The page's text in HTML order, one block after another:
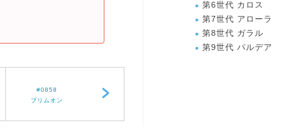
#0858
ブリムオン
第6世代 カロス
第7世代 アローラ
第8世代 ガラル
第9世代 パルデア